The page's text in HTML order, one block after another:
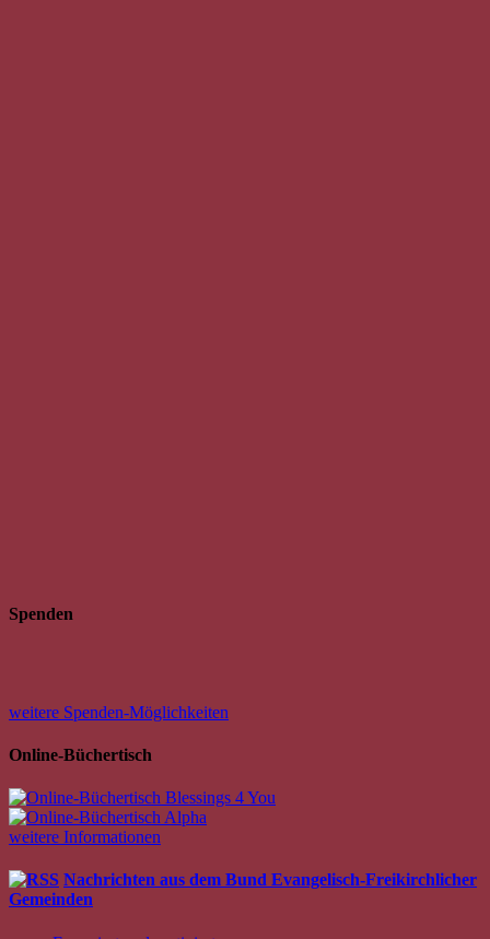
Spenden
weitere Spenden-Möglichkeiten
Online-Büchertisch
weitere Informationen
Nachrichten aus dem Bund Evangelisch-Freikirchlicher
Gemeinden